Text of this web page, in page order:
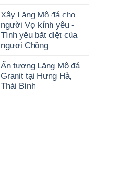
Xây Lăng Mộ đá cho
người Vợ kính yêu -
Tình yêu bất diệt của
người Chồng
Ấn tượng Lăng Mộ đá
Granit tại Hưng Hà,
Thái Bình